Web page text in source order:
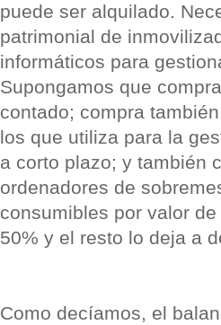
puede ser alquilado.
patrimonial de
informáticos para
Supongamos que
contado; compra
los que utiliza para la
a corto plazo; y también
ordenadores de
consumibles por valor
50% y el resto lo deja a
Como decíamos, el